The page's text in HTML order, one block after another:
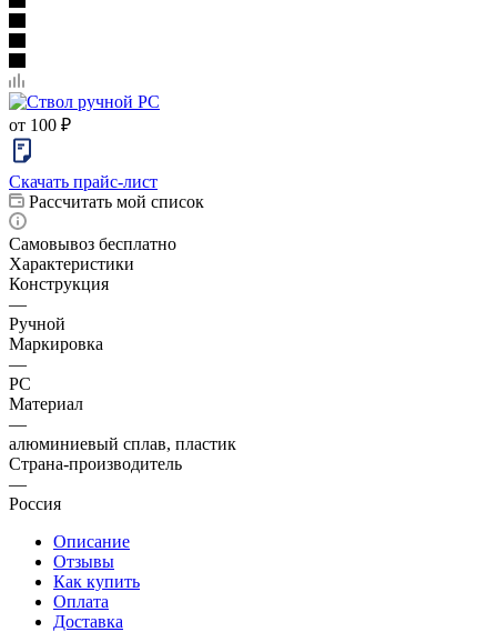
от 100 ₽
Скачать прайс-лист
Рассчитать мой список
Самовывоз бесплатно
Характеристики
Конструкция
—
Ручной
Маркировка
—
РС
Материал
—
алюминиевый сплав, пластик
Страна-производитель
—
Россия
Описание
Отзывы
Как купить
Оплата
Доставка